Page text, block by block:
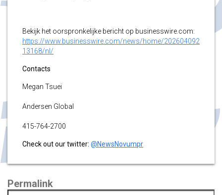
Bekijk het oorspronkelijke bericht op businesswire.com:
https://www.businesswire.com/news/home/202604092
13168/nl/
Contacts
Megan Tsuei
Andersen Global
415-764-2700
Check out our twitter: @NewsNovumpr
Permalink